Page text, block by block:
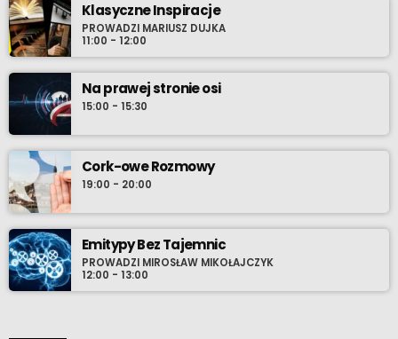
Klasyczne Inspiracje
PROWADZI MARIUSZ DUJKA
11:00 - 12:00
Na prawej stronie osi
15:00 - 15:30
Cork-owe Rozmowy
19:00 - 20:00
Emitypy Bez Tajemnic
PROWADZI MIROSŁAW MIKOŁAJCZYK
12:00 - 13:00